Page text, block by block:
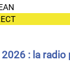
: la radio